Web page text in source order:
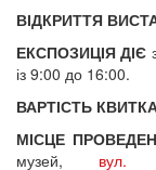
ВІДКРИТТЯ
ЕКСПОЗИЦІЯ ДІЄ
із 9:00 до 16:00.
ВАРТІСТЬ
МІСЦЕ
музей, вул.